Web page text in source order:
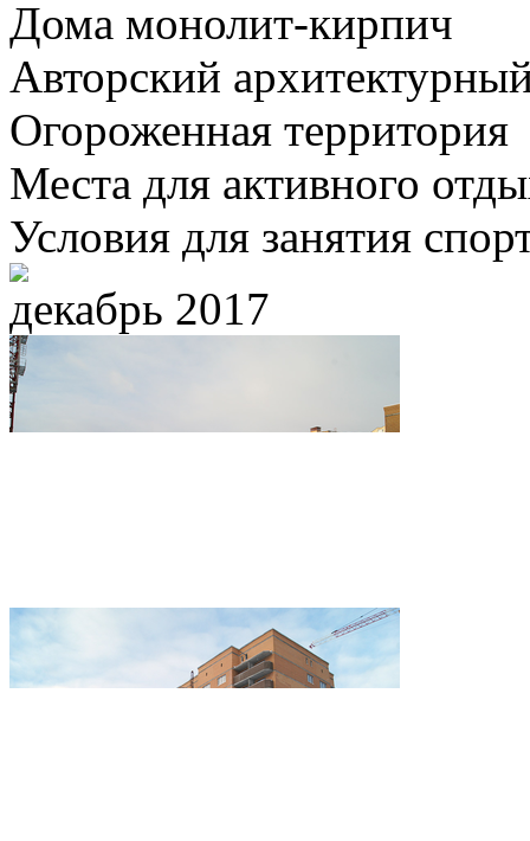
Дома монолит-кирпич
Авторский
Огороженная территория
Места для активного
Условия для занятия
декабрь 2017